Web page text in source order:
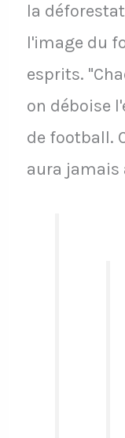
la
l'image du
esprits.
on déboise
de football.
aura jamais